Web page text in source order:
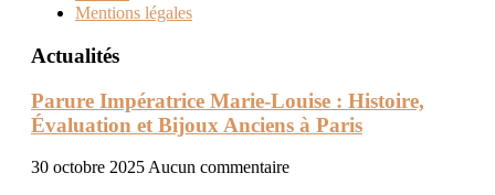
Mentions légales
Actualités
Parure Impératrice Marie-Louise : Histoire,
Évaluation et Bijoux Anciens à Paris
30 octobre 2025 Aucun commentaire